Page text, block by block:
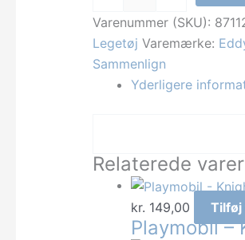
-
Pindsvineblokke
36stk
antal
Varenummer (SKU):
Legetøj Varemærke:
Sammenlign
Yderligere
Relaterede varer
kr. 149,00 Tilføj
Playmobil –